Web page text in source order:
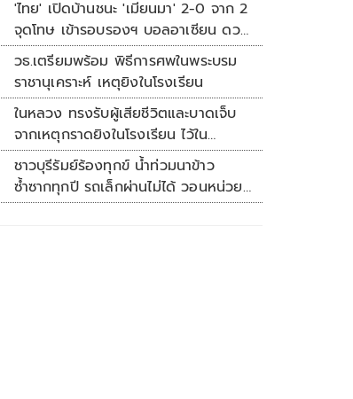
'ไทย' เปิดบ้านชนะ 'เมียนมา' 2-0 จาก 2
จุดโทษ เข้ารอบรองฯ บอลอาเซียน ดวล
'สิงคโปร์'
วธ.เตรียมพร้อม พิธีการศพในพระบรม
ราชานุเคราะห์ เหตุยิงในโรงเรียน
ในหลวง ทรงรับผู้เสียชีวิตและบาดเจ็บ
จากเหตุกราดยิงในโรงเรียน ไว้ใน
พระบรมราชานุเคราะห์
ชาวบุรีรัมย์ร้องทุกข์ น้ำท่วมนาข้าว
ซ้ำซากทุกปี รถเล็กผ่านไม่ได้ วอนหน่วย
งานเร่งแก้ไข